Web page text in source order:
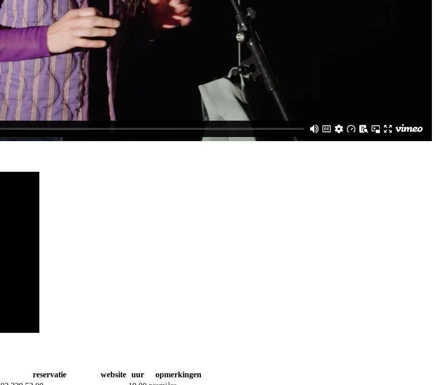
reservatie website uur
opmerkingen